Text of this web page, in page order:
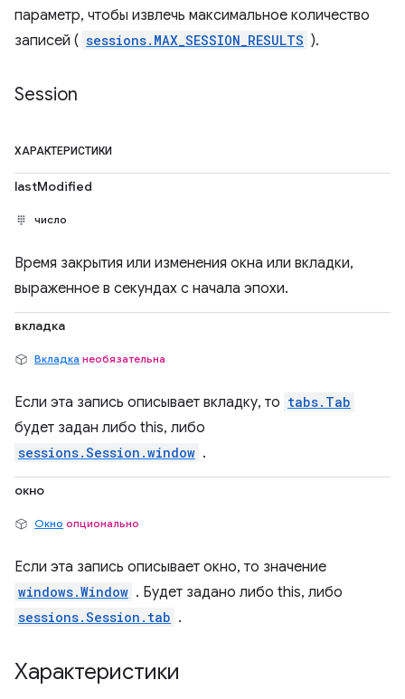
параметр, чтобы извлечь максимальное количество
записей ( sessions.MAX_SESSION_RESULTS ).
Session
ХАРАКТЕРИСТИКИ
lastModified
число
Время закрытия или изменения окна или вкладки,
выраженное в секундах с начала эпохи.
вкладка
Вкладка необязательна
Если эта запись описывает вкладку, то tabs.Tab
будет задан либо this, либо
sessions.Session.window .
окно
Окно опционально
Если эта запись описывает окно, то значение
windows.Window . Будет задано либо this, либо
sessions.Session.tab .
Характеристики